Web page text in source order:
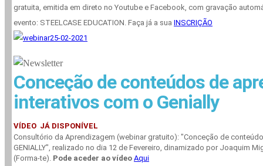
gratuita, emitida em direto no Youtube e Facebook, com gravação
evento: STEELCASE EDUCATION. Faça já a sua INSCRIÇÃO
Conceção de conteúdos de
interativos com o Genially
VÍDEO JÁ DISPONÍVEL
Consultório da Aprendizagem (webinar gratuito): "Conceção de
GENIALLY", realizado no dia 12 de Fevereiro, dinamizado por Joaquim
(Forma-te). Pode aceder ao vídeo Aqui